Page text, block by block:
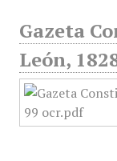
Gazeta
León,